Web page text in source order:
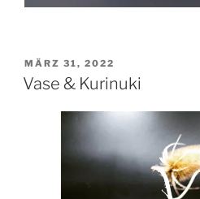
VERÖFFENTLICHT
AM
MÄRZ 31, 2022
Vase & Kurinuki